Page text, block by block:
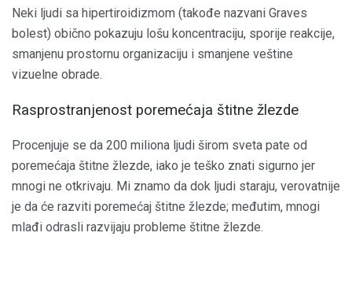
Neki ljudi sa hipertiroidizmom (takođe nazvani Graves
bolest) obično pokazuju lošu koncentraciju, sporije reakcije,
smanjenu prostornu organizaciju i smanjene veštine
vizuelne obrade.
Rasprostranjenost poremećaja štitne žlezde
Procenjuje se da 200 miliona ljudi širom sveta pate od
poremećaja štitne žlezde, iako je teško znati sigurno jer
mnogi ne otkrivaju. Mi znamo da dok ljudi staraju, verovatnije
je da će razviti poremećaj štitne žlezde; međutim, mnogi
mlađi odrasli razvijaju probleme štitne žlezde.